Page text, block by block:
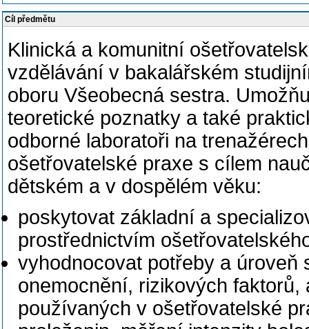
Cíl předmětu
Klinická a komunitní
vzdělávání v bakalářském
oboru Všeobecná sestra.
teoretické poznatky a také
odborné laboratoři na
ošetřovatelské praxe s cílem
dětském a v dospělém věku:
poskytovat základní a
prostřednictvím
vyhodnocovat potřeby a úroveň
onemocnění, rizikových
používaných v ošetřovatelské